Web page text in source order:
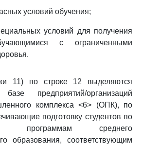
условий обучения;
условий для получения
с ограниченными
11) по строке 12 выделяются
предприятий/организаций
комплекса <6> (ОПК), по
подготовку студентов по
программам среднего
образования, соответствующим